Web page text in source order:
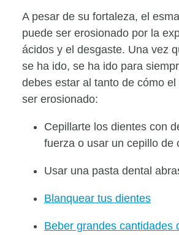
A pesar de su fortaleza, el
puede ser erosionado por la
ácidos y el desgaste. Una vez
se ha ido, se ha ido para
debes estar al tanto de cómo
ser erosionado:
Cepillarte los dientes con
fuerza o usar un cepillo de
Usar una pasta dental
Blanquear tus dientes
Beber grandes cantidades